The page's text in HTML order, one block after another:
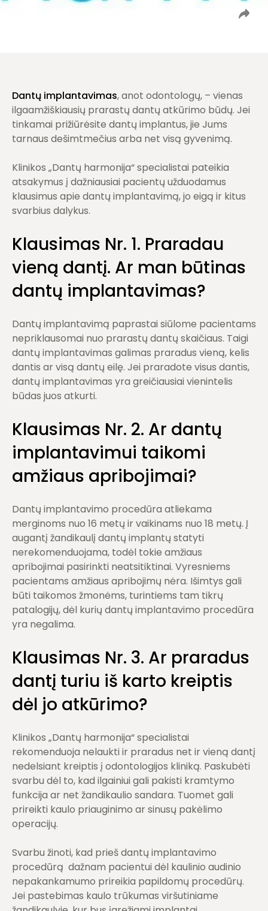
Dantų implantavimas, anot odontologų, – vienas
ilgaamžiškiausių prarastų dantų atkūrimo būdų. Jei
tinkamai prižiūrėsite dantų implantus, jie Jums
tarnaus dešimtmečius arba net visą gyvenimą.
Klinikos „Dantų harmonija“ specialistai pateikia
atsakymus į dažniausiai pacientų užduodamus
klausimus apie dantų implantavimą, jo eigą ir kitus
svarbius dalykus.
Klausimas Nr. 1. Praradau
vieną dantį. Ar man būtinas
dantų implantavimas?
Dantų implantavimą paprastai siūlome pacientams
nepriklausomai nuo prarastų dantų skaičiaus. Taigi
dantų implantavimas galimas praradus vieną, kelis
dantis ar visą dantų eilę. Jei praradote visus dantis,
dantų implantavimas yra greičiausiai vienintelis
būdas juos atkurti.
Klausimas Nr. 2. Ar dantų
implantavimui taikomi
amžiaus apribojimai?
Dantų implantavimo procedūra atliekama
merginoms nuo 16 metų ir vaikinams nuo 18 metų. Į
augantį žandikaulį dantų implantų statyti
nerekomenduojama, todėl tokie amžiaus
apribojimai pasirinkti neatsitiktinai. Vyresniems
pacientams amžiaus apribojimų nėra. Išimtys gali
būti taikomos žmonėms, turintiems tam tikrų
patalogijų, dėl kurių dantų implantavimo procedūra
yra negalima.
Klausimas Nr. 3. Ar praradus
dantį turiu iš karto kreiptis
dėl jo atkūrimo?
Klinikos „Dantų harmonija“ specialistai
rekomenduoja nelaukti ir praradus net ir vieną dantį
nedelsiant kreiptis į odontologijos kliniką. Paskubėti
svarbu dėl to, kad ilgainiui gali pakisti kramtymo
funkcija ar net žandikaulio sandara. Tuomet gali
prireikti kaulo priauginimo ar sinusų pakėlimo
operacijų.
Svarbu žinoti, kad prieš dantų implantavimo
procedūrą dažnam pacientui dėl kaulinio audinio
nepakankamumo prireikia papildomų procedūrų.
Jei pastebimas kaulo trūkumas viršutiniame